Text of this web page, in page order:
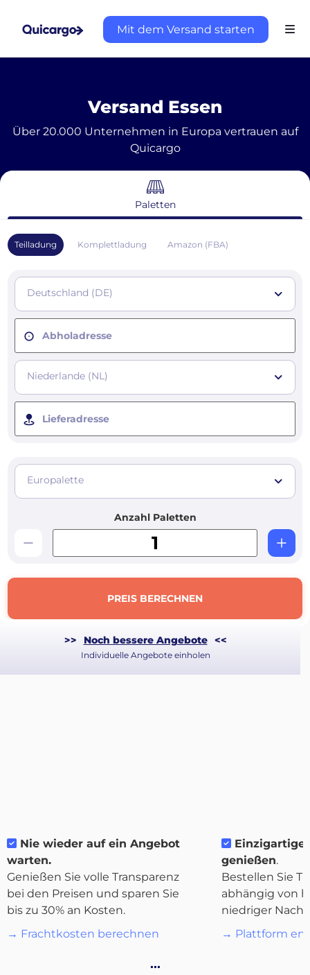
Mit dem Versand starten
Über
Quicargo
Versand Essen
Über 20.000 Unternehmen in Europa vertrauen auf
Quicargo
Paletten
Teilladung Komplettladung Amazon (FBA)
Deutschland (DE)
Abholadresse
Niederlande (NL)
Lieferadresse
Europalette
Anzahl Paletten
PREIS BERECHNEN
>> Noch bessere Angebote <<
Individuelle Angebote einholen
Nie wieder auf ein Angebot
warten.
Genießen Sie volle Transparenz
bei den Preisen und sparen Sie
bis zu 30% an Kosten.
→ Frachtkosten berechnen
genießen.
Bestellen Sie
abhängig von
niedriger
→ Plattform
…